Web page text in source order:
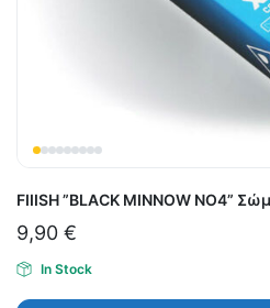
FIIISH ”BLACK MINNOW ΝΟ4”
9,90 €
In Stock